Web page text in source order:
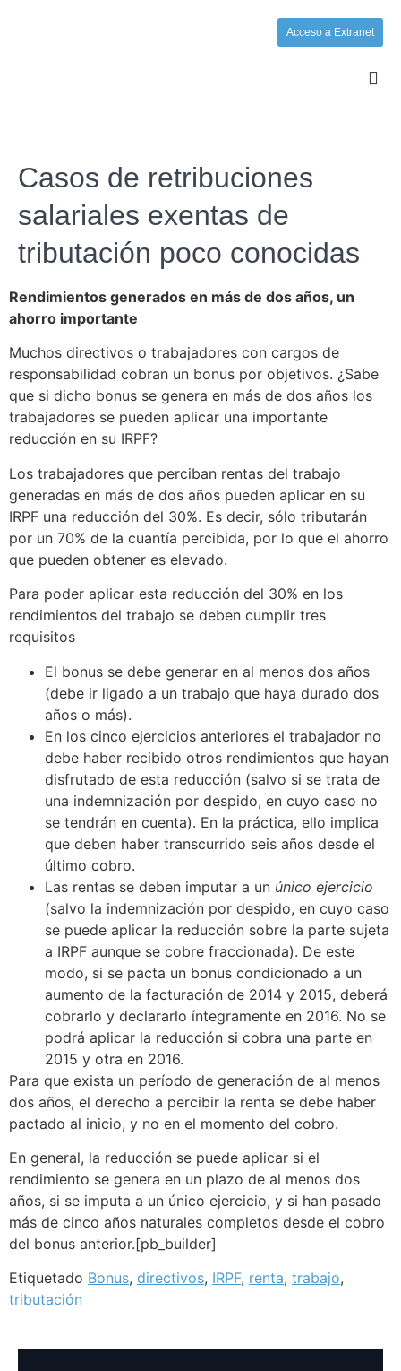
Acceso a Extranet
Casos de retribuciones
salariales exentas de
tributación poco conocidas
Rendimientos generados en más de dos años, un
ahorro importante
Muchos directivos o trabajadores con cargos de
responsabilidad cobran un bonus por objetivos. ¿Sabe
que si dicho bonus se genera en más de dos años los
trabajadores se pueden aplicar una importante
reducción en su IRPF?
Los trabajadores que perciban rentas del trabajo
generadas en más de dos años pueden aplicar en su
IRPF una reducción del 30%. Es decir, sólo tributarán
por un 70% de la cuantía percibida, por lo que el ahorro
que pueden obtener es elevado.
Para poder aplicar esta reducción del 30% en los
rendimientos del trabajo se deben cumplir tres
requisitos
El bonus se debe generar en al menos dos años
(debe ir ligado a un trabajo que haya durado dos
años o más).
En los cinco ejercicios anteriores el trabajador no
debe haber recibido otros rendimientos que hayan
disfrutado de esta reducción (salvo si se trata de
una indemnización por despido, en cuyo caso no
se tendrán en cuenta). En la práctica, ello implica
que deben haber transcurrido seis años desde el
último cobro.
Las rentas se deben imputar a un único ejercicio
(salvo la indemnización por despido, en cuyo caso
se puede aplicar la reducción sobre la parte sujeta
a IRPF aunque se cobre fraccionada). De este
modo, si se pacta un bonus condicionado a un
aumento de la facturación de 2014 y 2015, deberá
cobrarlo y declararlo íntegramente en 2016. No se
podrá aplicar la reducción si cobra una parte en
2015 y otra en 2016.
Para que exista un período de generación de al menos
dos años, el derecho a percibir la renta se debe haber
pactado al inicio, y no en el momento del cobro.
En general, la reducción se puede aplicar si el
rendimiento se genera en un plazo de al menos dos
años, si se imputa a un único ejercicio, y si han pasado
más de cinco años naturales completos desde el cobro
del bonus anterior.[pb_builder]
Etiquetado Bonus, directivos, IRPF, renta, trabajo,
tributación